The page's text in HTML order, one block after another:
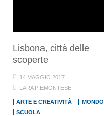
Lisbona, città delle
scoperte
14 MAGGIO 2017
LARA PIEMONTESE
ARTE E CREATIVITÀ
MONDO
SCUOLA